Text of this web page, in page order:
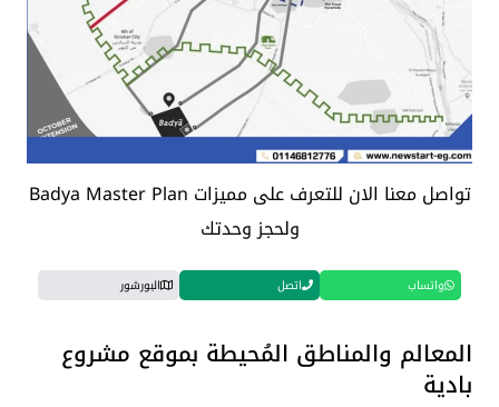
تواصل معنا الان للتعرف على مميزات Badya Master Plan
ولحجز وحدتك
واتساب اتصل البورشور
المعالم والمناطق المُحيطة بموقع مشروع
بادية